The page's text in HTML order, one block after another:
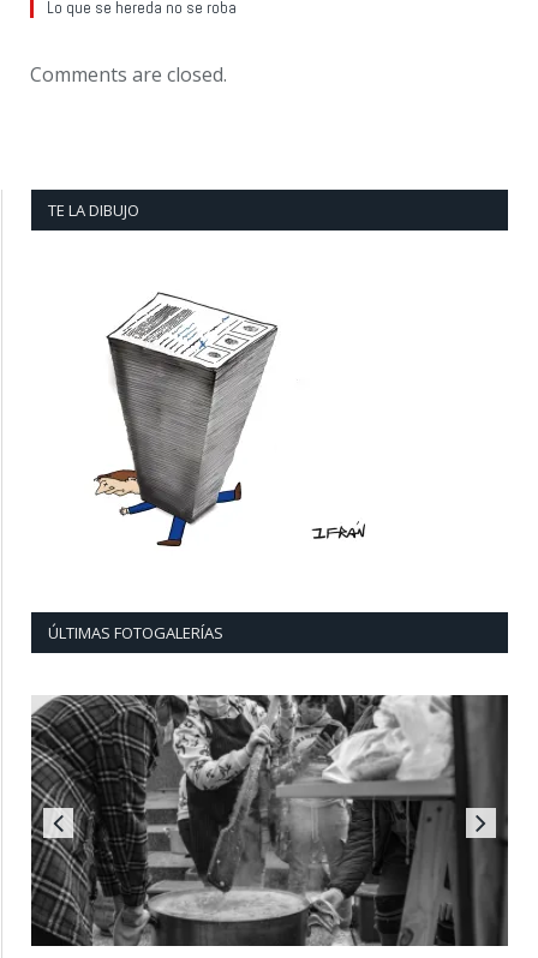
Lo que se hereda no se roba
Comments are closed.
TE LA DIBUJO
ÚLTIMAS FOTOGALERÍAS